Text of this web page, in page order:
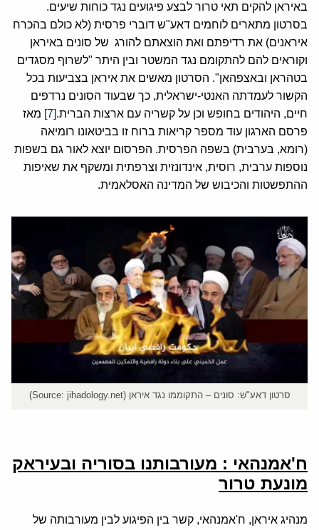
באיראן להקים תאי טרור לבצע פיגועים נגד כוחות שיעים.
בסרטון מתארים לוחמים דאע"ש דוברי פרסית (לא כולם בהכרח
איראנים) את רדיפתם ואת הוצאתם להורג של סונים באיראן
וקוראים להם להתקומם נגד המשטר ובין היתר "לשרוף מסגדים
בטהראן ובאצפהאן". הסרטון מאשים את איראן בצביעות בכל
הקשור לעמדתה האנטי-ישראלית, כך שבעוד הסונים נרדפים
חיים, היהודים בחופש וכן על קשריה עם ארצות הברית.[7]
מאז
פרסם הארגון עוד מספר קריאות ברוח זו בביטאונו רומיאה
(רומא, בערבית) בשפה הפרסית. הפרסום יוצא לאור גם בשפות
נוספות ערבית, רוסית, אינדונזית וצרפתית ומשקף את שאיפות
ההתפשטות והכיבוש של המדינה האסלאמית.
סרטון דאע"ש: סונים – התקוממו נגד איראן (Source: jihadology.net)
ח'אמנהאי : מעורבותנו בסוריה ובעיראק
מונעת טרור
מנהיג איראן, ח'אמנהאי, קשר בין הפיגוע לבין מעורבותה של